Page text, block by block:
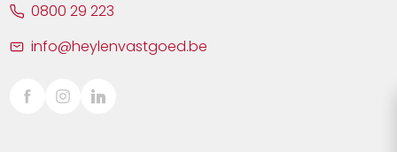
Sint-Truiden
0800 29 223
info@heylenvastgoed.be